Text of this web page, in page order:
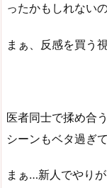
ったかもしれないの
まぁ、反感を買う
医者同士で揉め合
シーンもベタ過ぎ
まぁ…新人でやり